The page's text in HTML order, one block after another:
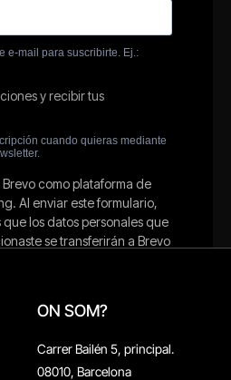
ON SOM?
Carrer Bailén 5, principal.
08010, Barcelona